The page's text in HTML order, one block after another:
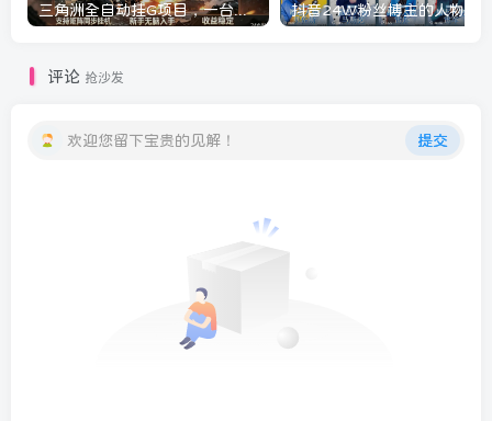
三角洲全自动挂G项目，一台电脑即可操作，防封稳账号，日收益300+，收益全程包回收，省心稳賺【揭秘】
评论 抢沙发
欢迎您留下宝贵的见解！ 提交